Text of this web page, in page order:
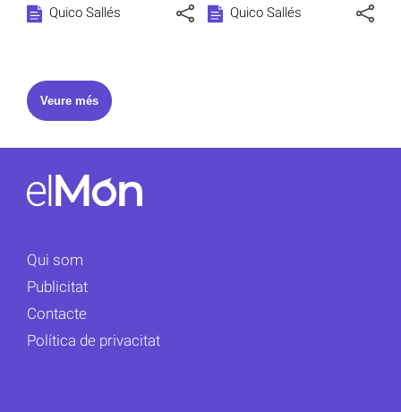
Quico Sallés Quico Sallés
Veure més
Qui som
Publicitat
Contacte
Política de privacitat